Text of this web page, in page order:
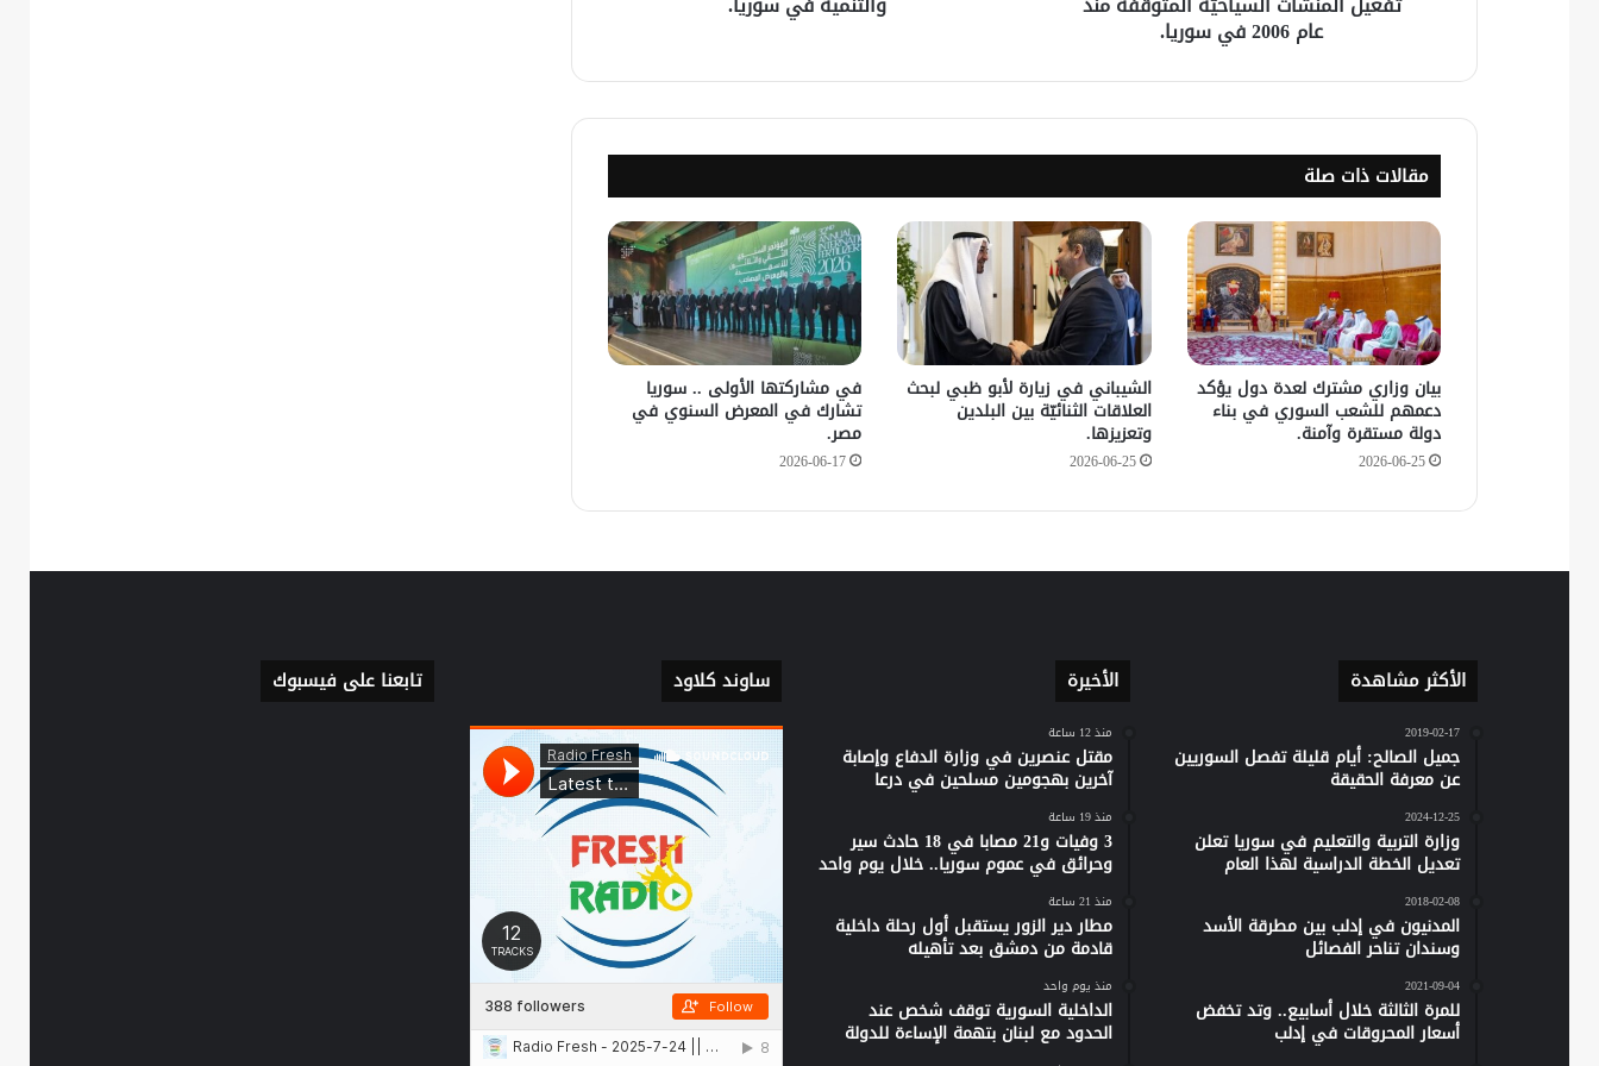
مصدر أمني: التحقيق مستمر في وفاة
يكشف سبب انفجار مركبة على طريق
في زيارته الأولى .. الرئيس الفرنسي
يصل إلى سوريا.
عام 2006 في سوريا.
مقالات ذات صلة
بيان وزاري مشترك لعدة دول يؤكد
دعمهم للشعب السوري في بناء
دولة مستقرة وآمنة.
2026-06-25
الشيباني في زيارة لأبو ظبي لبحث
العلاقات الثنائيّة بين البلدين
وتعزيزها.
2026-06-25
في مشاركتها الأولى .. سوريا
تشارك في المعرض السنوي في
مصر.
2026-06-17
الأكثر مشاهدة
2019-02-17
جميل الصالح: أيام قليلة تفصل السوريين
عن معرفة الحقيقة
2024-12-25
وزارة التربية والتعليم في سوريا تعلن
تعديل الخطة الدراسية لهذا العام
2018-02-08
المدنيون في إدلب بين مطرقة الأسد
وسندان تناحر الفصائل
2021-09-04
للمرة الثالثة خلال أسابيع.. وتد تخفض
أسعار المحروقات في إدلب
الأخيرة
منذ 12 ساعة
مقتل عنصرين في وزارة الدفاع وإصابة
آخرين بهجومين مسلحين في درعا
منذ 19 ساعة
3 وفيات و21 مصابا في 18 حادث سير
وحرائق في عموم سوريا.. خلال يوم واحد
منذ 21 ساعة
مطار دير الزور يستقبل أول رحلة داخلية
قادمة من دمشق بعد تأهيله
منذ يوم واحد
الداخلية السورية توقف شخص عند
الحدود مع لبنان بتهمة الإساءة للدولة
ساوند كلاود تابعنا على فيسبوك